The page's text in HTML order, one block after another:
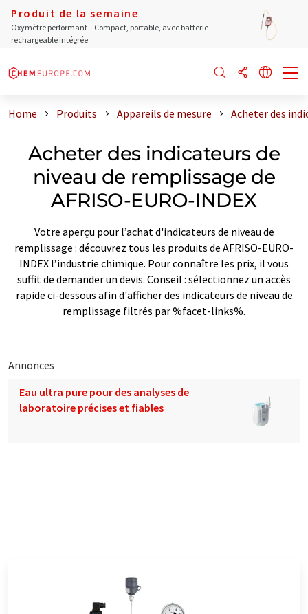
Produit de la semaine
Oxymètre performant – Compact, portable, avec batterie
rechargeable intégrée
Home Produits Appareils de mesure Acheter des
Acheter des indicateurs de
niveau de remplissage de
AFRISO-EURO-INDEX
Votre aperçu pour l’achat d'indicateurs de niveau de
remplissage : découvrez tous les produits de AFRISO-EURO-
INDEX l’industrie chimique. Pour connaître les prix, il vous
suffit de demander un devis. Conseil : sélectionnez un accès
rapide ci-dessous afin d'afficher des indicateurs de niveau de
remplissage filtrés par %facet-links%.
Annonces
Eau ultra pure pour des analyses de
laboratoire précises et fiables